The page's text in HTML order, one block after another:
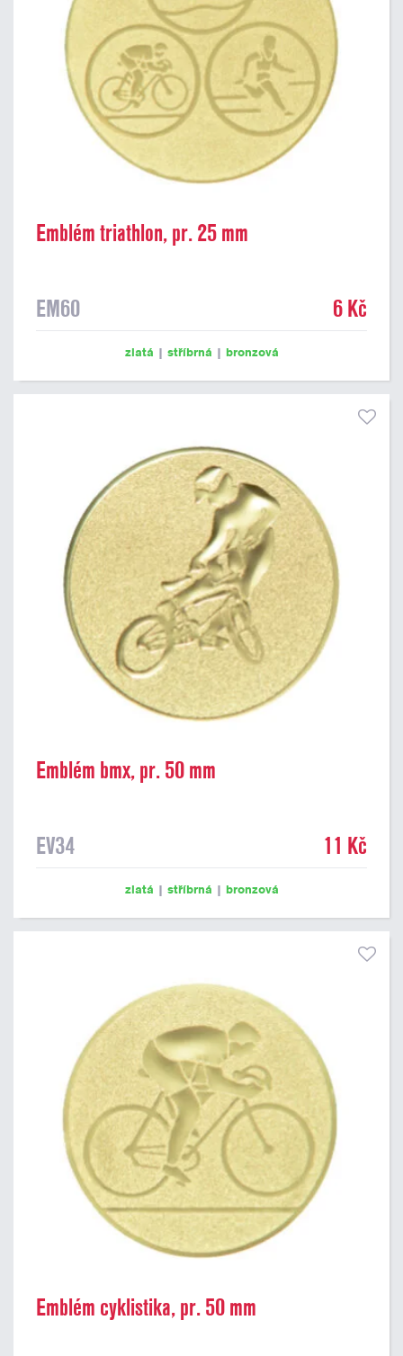
Emblém triathlon, pr. 25 mm
EM60 6 Kč
zlatá | stříbrná | bronzová
Emblém bmx, pr. 50 mm
EV34 11 Kč
zlatá | stříbrná | bronzová
Emblém cyklistika, pr. 50 mm